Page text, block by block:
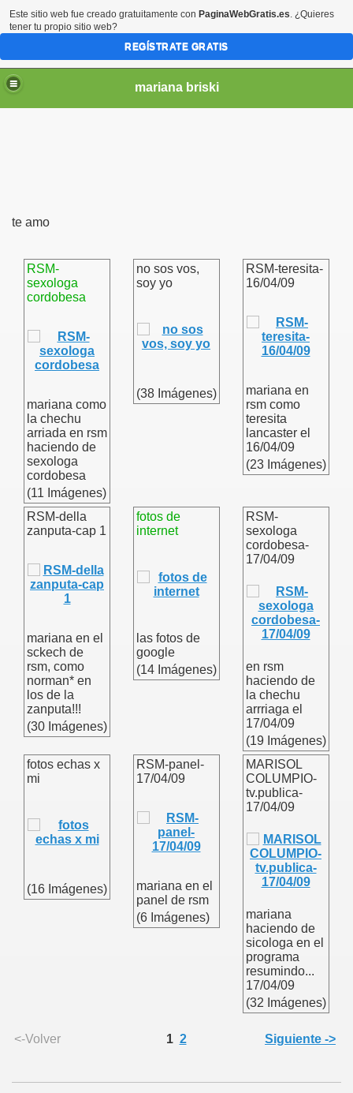
mariana briski
te amo
RSM-
sexologa
cordobesa
mariana como
la chechu
arriada en rsm
haciendo de
sexologa
cordobesa
(11 Imágenes)
no sos vos,
soy yo
(38 Imágenes)
RSM-teresita-
16/04/09
mariana en
rsm como
teresita
lancaster el
16/04/09
(23 Imágenes)
RSM-della
zanputa-cap 1
mariana en el
sckech de
rsm, como
norman* en
los de la
zanputa!!!
(30 Imágenes)
fotos de
internet
las fotos de
google
(14 Imágenes)
RSM-
sexologa
cordobesa-
17/04/09
en rsm
haciendo de
la chechu
arrriaga el
17/04/09
(19 Imágenes)
fotos echas x
mi
(16 Imágenes)
RSM-panel-
17/04/09
mariana en el
panel de rsm
(6 Imágenes)
MARISOL
COLUMPIO-
tv.publica-
17/04/09
mariana
haciendo de
sicologa en el
programa
resumindo...
17/04/09
(32 Imágenes)
<-Volver 1 2 Siguiente ->
Este sitio web fue creado gratuitamente con PaginaWebGratis.es. ¿Quieres
tener tu propio sitio web?
REGÍSTRATE GRATIS